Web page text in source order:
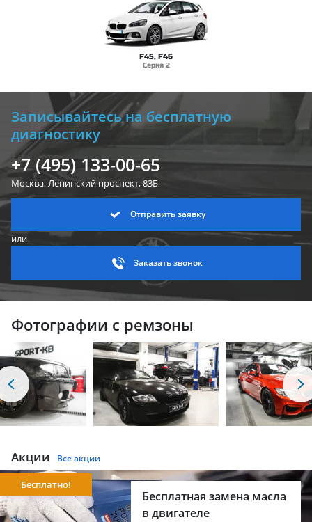
F45, F46
Серия 2
Записывайтесь на бесплатную
диагностику
+7 (495) 133-00-65
Москва, Ленинскийпроспект, 83Б
Отправить заявку
или
Заказать звонок
Фотографии с ремзоны
Акции Все акции
Бесплатная замена масла
в двигателе
Бесплатно!